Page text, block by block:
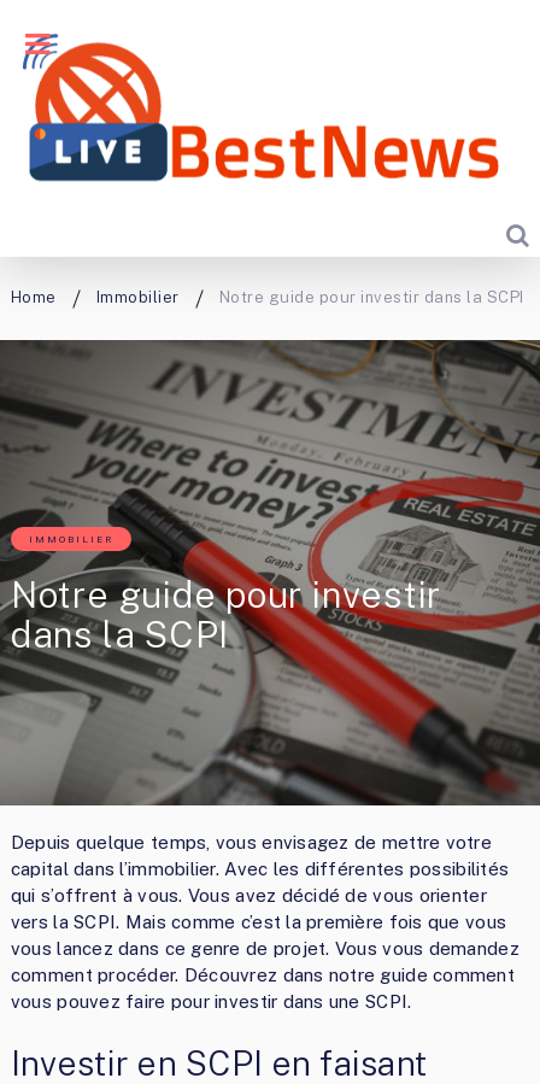
Home Immobilier Notre guide pour investir dans la SCPI
IMMOBILIER
Notre guide pour investir
dans la SCPI
Depuis quelque temps, vous envisagez de mettre votre
capital dans l’immobilier. Avec les différentes possibilités
qui s’offrent à vous. Vous avez décidé de vous orienter
vers la SCPI. Mais comme c’est la première fois que vous
vous lancez dans ce genre de projet. Vous vous demandez
comment procéder. Découvrez dans notre guide comment
vous pouvez faire pour investir dans une SCPI.
Investir en SCPI en faisant